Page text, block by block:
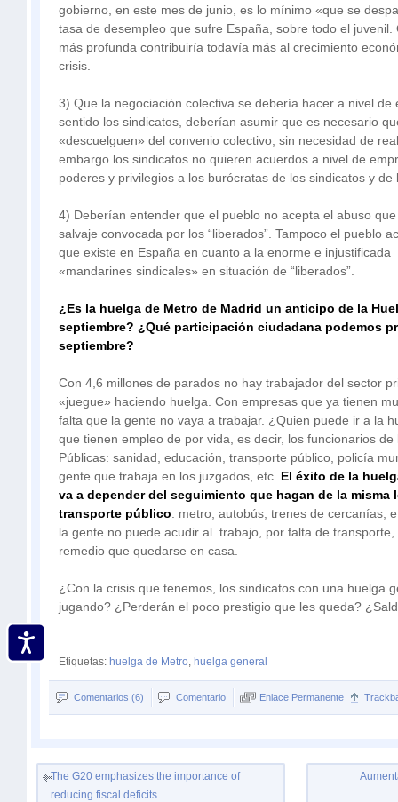
gobierno, en este mes de junio, es lo mínimo «que se
tasa de desempleo que sufre España, sobre todo el
más profunda contribuiría todavía más al crecimiento
crisis.
3) Que la negociación colectiva se debería hacer a nivel de
sentido los sindicatos, deberían asumir que es necesario
«descuelguen» del convenio colectivo, sin necesidad de
embargo los sindicatos no quieren acuerdos a nivel de
poderes y privilegios a los burócratas de los sindicatos y de
4) Deberían entender que el pueblo no acepta el abuso
salvaje convocada por los “liberados”. Tampoco el pueblo
que existe en España en cuanto a la enorme e injustificada
«mandarines sindicales» en situación de “liberados”.
¿Es la huelga de Metro de Madrid un anticipo de la
septiembre? ¿Qué participación ciudadana podemos
septiembre?
Con 4,6 millones de parados no hay trabajador del sector
«juegue» haciendo huelga. Con empresas que ya tienen
falta que la gente no vaya a trabajar. ¿Quien puede ir a la
que tienen empleo de por vida, es decir, los funcionarios de
Públicas: sanidad, educación, transporte público, policía
gente que trabaja en los juzgados, etc. El éxito de la
va a depender del seguimiento que hagan de la misma
transporte público: metro, autobús, trenes de cercanías,
la gente no puede acudir al trabajo, por falta de
remedio que quedarse en casa.
¿Con la crisis que tenemos, los sindicatos con una huelga
jugando? ¿Perderán el poco prestigio que les queda?
Etiquetas: huelga de Metro, huelga general
Comentarios (6) Comentario Enlace Permanente
The G20 emphasizes the importance of
reducing fiscal deficits.